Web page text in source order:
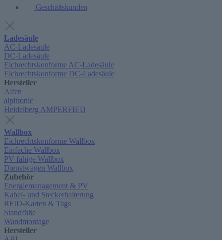
Geschäftskunden
Ladesäule
AC-Ladesäule
DC-Ladesäule
Eichrechtskonforme AC-Ladesäule
Eichrechtskonforme DC-Ladesäule
Hersteller
Alfen
alpitronic
Heidelberg AMPERFIED
Wallbox
Eichrechtskonforme Wallbox
Einfache Wallbox
PV-fähige Wallbox
Dienstwagen Wallbox
Zubehör
Energiemanagement & PV
Kabel- und Steckerhalterung
RFID-Karten & Tags
Standfüße
Wandmontage
Hersteller